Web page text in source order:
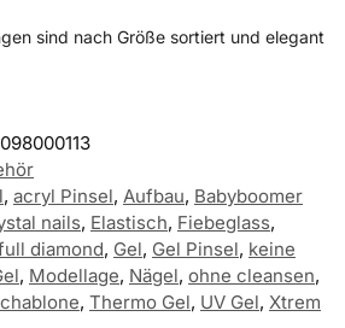
sind nach Größe sortiert und elegant
, acryl Pinsel, Aufbau, Babyboomer
nails, Elastisch, Fiebeglass,
diamond, Gel, Gel Pinsel, keine
, Modellage, Nägel, ohne cleansen,
, Thermo Gel, UV Gel, Xtrem